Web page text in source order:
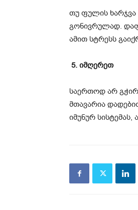
თუ ფულის
გონივრულად.
ამით სტრესს
5. იმღერეთ
საერთოდ არ
მთავარია
იმუნურ